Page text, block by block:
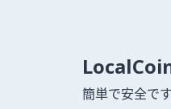
簡単で安全で